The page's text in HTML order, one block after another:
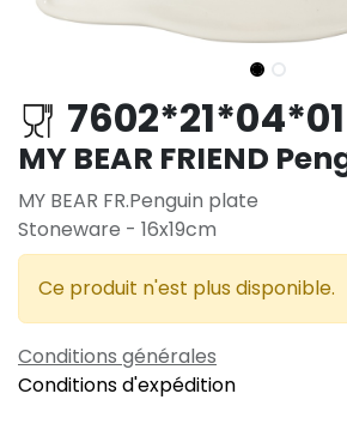
7602*21*04*01
MY BEAR FRIEND
MY BEAR FR.Penguin plate
Stoneware - 16x19cm
Ce produit n'est plus disponible.
Conditions générales
Conditions d'expédition